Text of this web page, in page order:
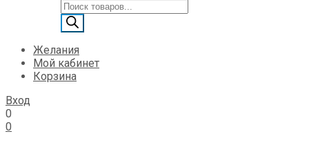
Желания
Мой кабинет
Корзина
Вход
0
0